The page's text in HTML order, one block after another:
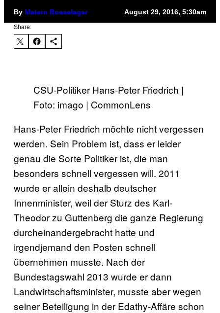
By Matern Boeselager August 29, 2016, 5:30am
Share:
CSU-Politiker Hans-Peter Friedrich |
Foto: imago | CommonLens
Hans-Peter Friedrich möchte nicht vergessen
werden. Sein Problem ist, dass er leider
genau die Sorte Politiker ist, die man
besonders schnell vergessen will. 2011
wurde er allein deshalb deutscher
Innenminister, weil der Sturz des Karl-
Theodor zu Guttenberg die ganze Regierung
durcheinandergebracht hatte und
irgendjemand den Posten schnell
übernehmen musste. Nach der
Bundestagswahl 2013 wurde er dann
Landwirtschaftsminister, musste aber wegen
seiner Beteiligung in der Edathy-Affäre schon